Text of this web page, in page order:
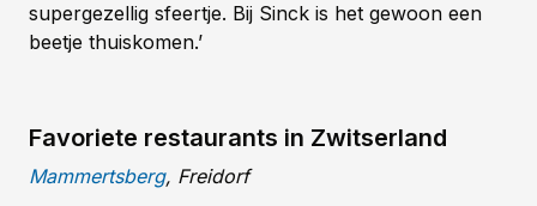
supergezellig sfeertje. Bij Sinck is het gewoon een
beetje thuiskomen.’
Favoriete restaurants in Zwitserland
Mammertsberg, Freidorf